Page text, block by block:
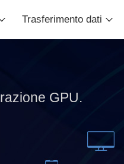
Trasferimento dati
GPU.